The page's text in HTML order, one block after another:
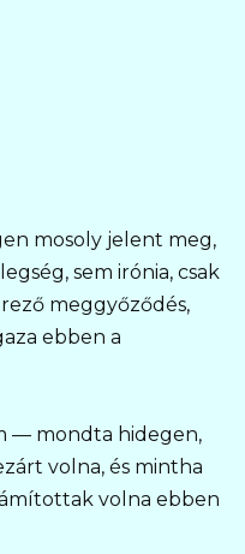
mosoly jelent meg,
sem irónia, csak
meggyőződés,
ebben a
— mondta hidegen,
volna, és mintha
volna ebben